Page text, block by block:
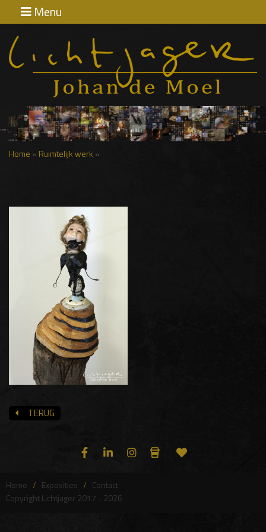
Menu
Home
Exposities
Home » Ruimtelijk werk »
TERUG
Home Exposities
Contact
Copyright Lichtjager 2017 - 2026